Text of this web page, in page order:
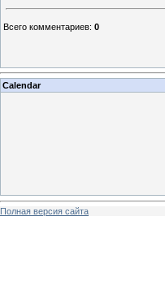
Всего комментариев: 0
Calendar
Полная версия сайта